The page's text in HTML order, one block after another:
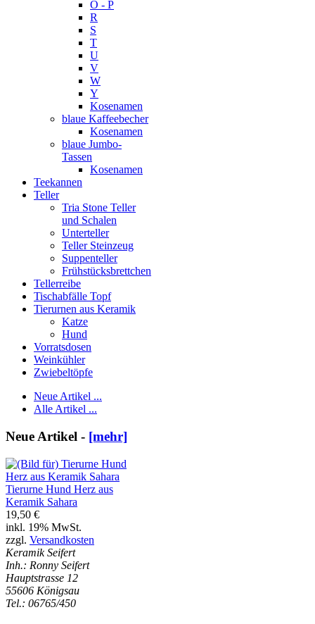
O - P
R
S
T
U
V
W
Y
Kosenamen
blaue Kaffeebecher
Kosenamen
blaue Jumbo-
Tassen
Kosenamen
Teekannen
Teller
Tria Stone Teller
und Schalen
Unterteller
Teller Steinzeug
Suppenteller
Frühstücksbrettchen
Tellerreibe
Tischabfälle Topf
Tierurnen aus Keramik
Katze
Hund
Vorratsdosen
Weinkühler
Zwiebeltöpfe
Neue Artikel ...
Alle Artikel ...
Neue Artikel - [mehr]
Tierurne Hund Herz aus
Keramik Sahara
19,50 €
inkl. 19% MwSt.
zzgl. Versandkosten
Keramik Seifert
Inh.: Ronny Seifert
Hauptstrasse 12
55606 Königsau
Tel.: 06765/450